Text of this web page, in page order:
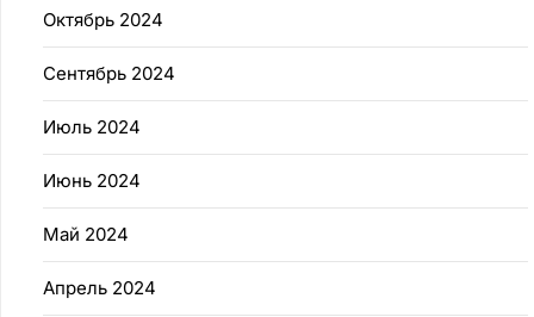
Октябрь 2024
Сентябрь 2024
Июль 2024
Июнь 2024
Май 2024
Апрель 2024